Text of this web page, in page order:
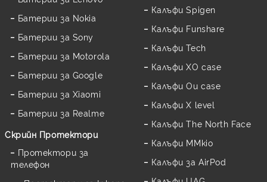
Батерии за Nokia
Батерии за Sony
Батерии за Motorola
Батерии за Google
Батерии за Xiaomi
Батерии за Realme
Скрийн Протектори
Протектори за
телефон
Калъфи Spigen
Калъфи Funshare
Калъфи Tech
Калъфи XO case
Калъфи Ou case
Калъфи X level
Калъфи The North Face
Калъфи MMkio
Калъфи за AirPod